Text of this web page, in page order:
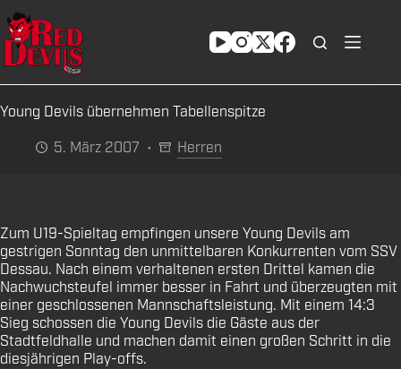
Zum
Inhalt
springen
Young Devils übernehmen Tabellenspitze
5. März 2007
Herren
Zum U19-Spieltag empfingen unsere Young Devils am
gestrigen Sonntag den unmittelbaren Konkurrenten vom SSV
Dessau. Nach einem verhaltenen ersten Drittel kamen die
Nachwuchsteufel immer besser in Fahrt und überzeugten mit
einer geschlossenen Mannschaftsleistung. Mit einem 14:3
Sieg schossen die Young Devils die Gäste aus der
Stadtfeldhalle und machen damit einen großen Schritt in die
diesjährigen Play-offs.